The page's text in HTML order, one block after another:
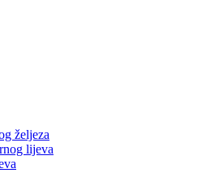
željeza
lijeva